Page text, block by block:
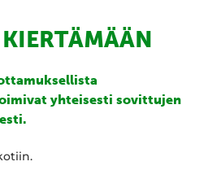
yhteisesti sovittujen